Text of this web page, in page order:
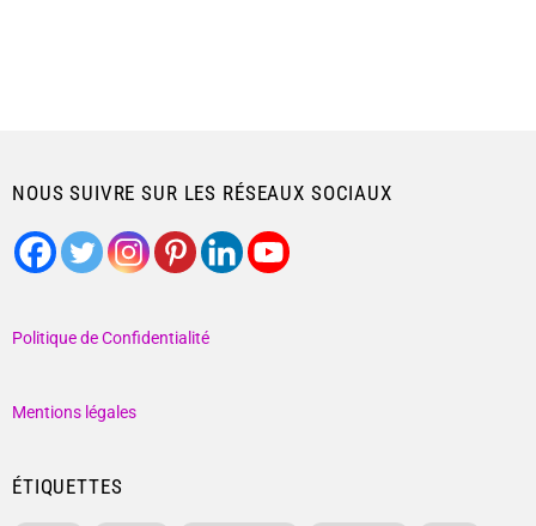
NOUS SUIVRE SUR LES RÉSEAUX SOCIAUX
Politique de Confidentialité
Mentions légales
ÉTIQUETTES